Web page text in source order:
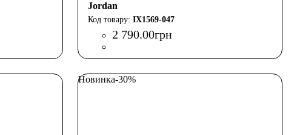
Jordan
IX1569-047
2 790.00грн
Новинка-30%